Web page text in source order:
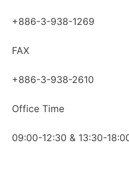
+886-3-938-1269
FAX
+886-3-938-2610
Office Time
09:00-12:30 & 13:30-